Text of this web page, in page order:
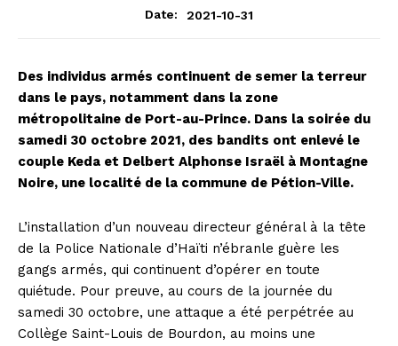
Date:
2021-10-31
Des individus armés continuent de semer la terreur
dans le pays, notamment dans la zone
métropolitaine de Port-au-Prince. Dans la soirée du
samedi 30 octobre 2021, des bandits ont enlevé le
couple Keda et Delbert Alphonse Israël à Montagne
Noire, une localité de la commune de Pétion-Ville.
L’installation d’un nouveau directeur général à la tête
de la Police Nationale d’Haïti n’ébranle guère les
gangs armés, qui continuent d’opérer en toute
quiétude. Pour preuve, au cours de la journée du
samedi 30 octobre, une attaque a été perpétrée au
Collège Saint-Louis de Bourdon, au moins une